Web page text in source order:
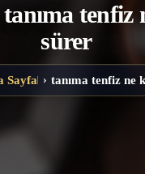
tenfiz
sürer
Sayfa ›